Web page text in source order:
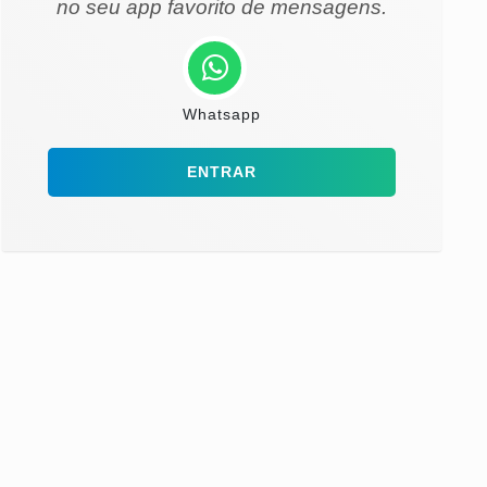
no seu app favorito de mensagens.
Whatsapp
ENTRAR